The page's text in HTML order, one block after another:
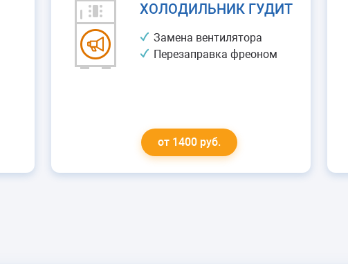
ХОЛОДИЛЬНИК ГУДИТ
Замена вентилятора
Перезаправка фреоном
от 1400 руб.